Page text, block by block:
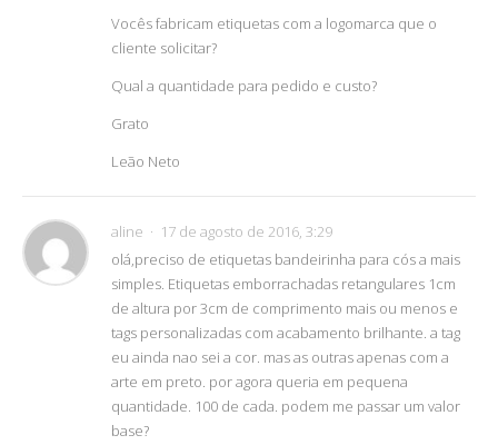
Vocês fabricam etiquetas com a logomarca que o
cliente solicitar?
Qual a quantidade para pedido e custo?
Grato
Leão Neto
aline
17 de agosto de 2016, 3:29
olá,preciso de etiquetas bandeirinha para cós a mais
simples. Etiquetas emborrachadas retangulares 1cm
de altura por 3cm de comprimento mais ou menos e
tags personalizadas com acabamento brilhante. a tag
eu ainda nao sei a cor. mas as outras apenas com a
arte em preto. por agora queria em pequena
quantidade. 100 de cada. podem me passar um valor
base?